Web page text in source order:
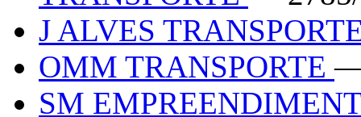
J ALVES
OMM TRANSPORTE—
SM